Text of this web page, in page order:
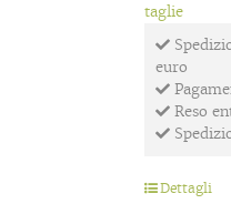
taglie
euro
Reso
Dettagli